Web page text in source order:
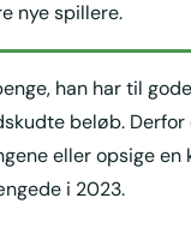
nye spillere.
han har til
beløb. Derfor
eller opsige en
i 2023.